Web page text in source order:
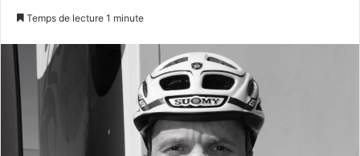
Temps de lecture 1 minute